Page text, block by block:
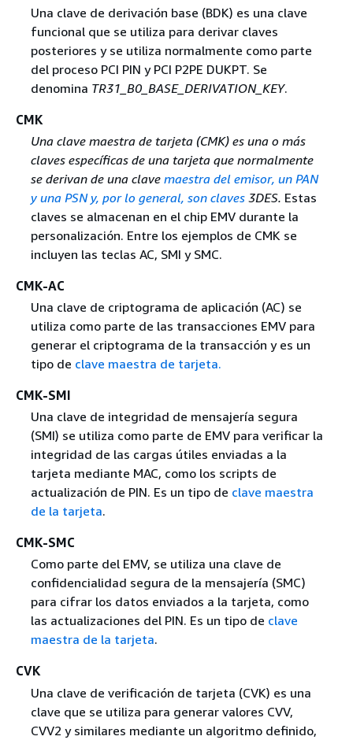
Una clave de derivación base (BDK) es una clave
funcional que se utiliza para derivar claves
posteriores y se utiliza normalmente como parte
del proceso PCI PIN y PCI P2PE DUKPT. Se
denomina TR31_B0_BASE_DERIVATION_KEY.
CMK
Una clave maestra de tarjeta (CMK) es una o más
claves específicas de una tarjeta que normalmente
se derivan de una clave maestra del emisor, un PAN
y una PSN y, por lo general, son claves3DES. Estas
claves se almacenan en el chip EMV durante la
personalización. Entre los ejemplos de CMK se
incluyen las teclas AC, SMI y SMC.
CMK-AC
Una clave de criptograma de aplicación (AC) se
utiliza como parte de las transacciones EMV para
generar el criptograma de la transacción y es un
tipo de clave maestra de tarjeta.
CMK-SMI
Una clave de integridad de mensajería segura
(SMI) se utiliza como parte de EMV para verificar la
integridad de las cargas útiles enviadas a la
tarjeta mediante MAC, como los scripts de
actualización de PIN. Es un tipo de clave maestra
de la tarjeta.
CMK-SMC
Como parte del EMV, se utiliza una clave de
confidencialidad segura de la mensajería (SMC)
para cifrar los datos enviados a la tarjeta, como
las actualizaciones del PIN. Es un tipo de clave
maestra de la tarjeta.
CVK
Una clave de verificación de tarjeta (CVK) es una
clave que se utiliza para generar valores CVV,
CVV2 y similares mediante un algoritmo definido,